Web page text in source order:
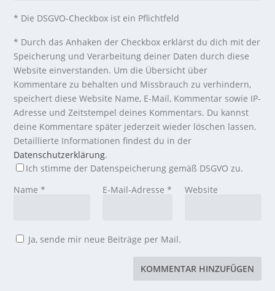
* Die DSGVO-Checkbox ist ein Pflichtfeld
* Durch das Anhaken der Checkbox erklärst du dich mit der
Speicherung und Verarbeitung deiner Daten durch diese
Website einverstanden. Um die Übersicht über
Kommentare zu behalten und Missbrauch zu verhindern,
speichert diese Website Name, E-Mail, Kommentar sowie IP-
Adresse und Zeitstempel deines Kommentars. Du kannst
deine Kommentare später jederzeit wieder löschen lassen.
Detaillierte Informationen findest du in der
Datenschutzerklärung.
Ich stimme der Datenspeicherung gemäß DSGVO zu.
Name* E-Mail-Adresse * Website
Ja, sende mir neue Beiträge per Mail.